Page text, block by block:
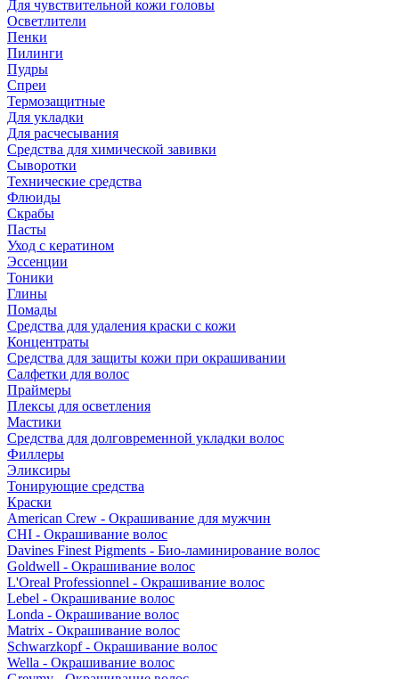
Для чувствительной кожи головы
Осветлители
Пенки
Пилинги
Пудры
Спреи
Термозащитные
Для укладки
Для расчесывания
Средства для химической завивки
Сыворотки
Технические средства
Флюиды
Скрабы
Пасты
Уход с кератином
Эссенции
Тоники
Глины
Помады
Средства для удаления краски с кожи
Концентраты
Средства для защиты кожи при окрашивании
Салфетки для волос
Праймеры
Плексы для осветления
Мастики
Средства для долговременной укладки волос
Филлеры
Эликсиры
Тонирующие средства
Краски
American Crew - Окрашивание для мужчин
CHI - Окрашивание волос
Davines Finest Pigments - Био-ламинирование волос
Goldwell - Окрашивание волос
L'Oreal Professionnel - Окрашивание волос
Lebel - Окрашивание волос
Londa - Окрашивание волос
Matrix - Окрашивание волос
Schwarzkopf - Окрашивание волос
Wella - Окрашивание волос